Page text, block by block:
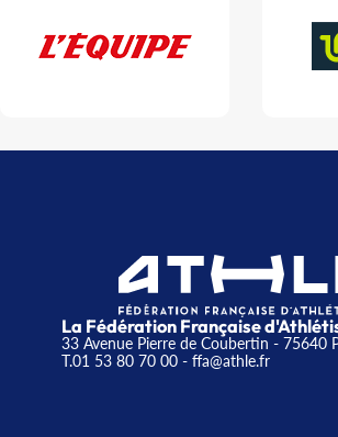
La Fédération Française
33 Avenue Pierre de Coubertin - 75640
T.01 53 80 70 00- ffa@athle.fr